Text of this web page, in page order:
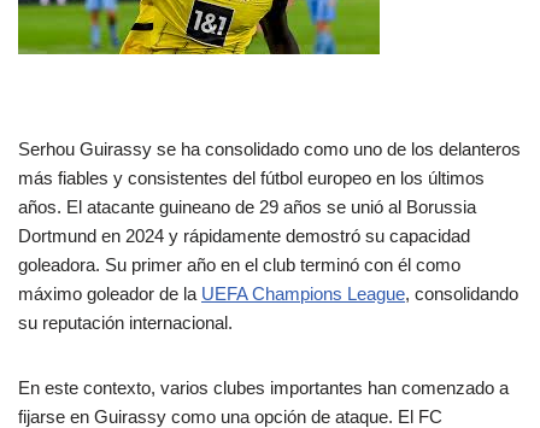
Serhou Guirassy se ha consolidado como uno de los delanteros
más fiables y consistentes del fútbol europeo en los últimos
años. El atacante guineano de 29 años se unió al Borussia
Dortmund en 2024 y rápidamente demostró su capacidad
goleadora. Su primer año en el club terminó con él como
máximo goleador de la UEFA Champions League, consolidando
su reputación internacional.
En este contexto, varios clubes importantes han comenzado a
fijarse en Guirassy como una opción de ataque. El FC